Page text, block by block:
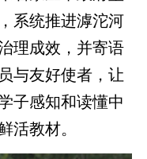
系统推进滹沱河
理成效，并寄语
与友好使者，让
子感知和读懂中
活教材。